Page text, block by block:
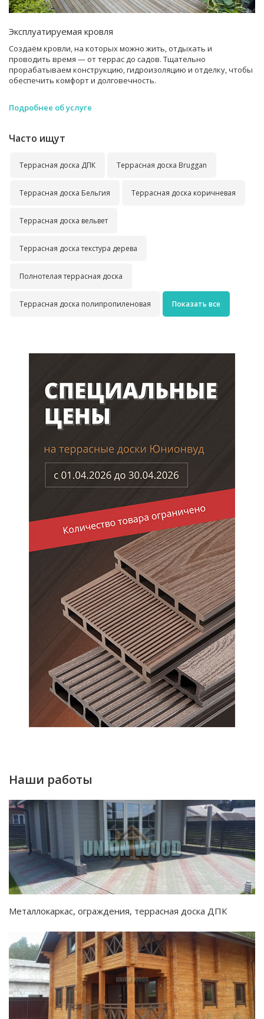
Эксплуатируемая кровля
Создаём кровли, на которых можно жить, отдыхать и
проводить время — от террас до садов. Тщательно
прорабатываем конструкцию, гидроизоляцию и отделку, чтобы
обеспечить комфорт и долговечность.
Подробнее об услуге
Часто ищут
Террасная доска ДПК Террасная доска Bruggan
Террасная доска Бельгия Террасная доска коричневая
Террасная доска вельвет
Террасная доска текстура дерева
Полнотелая террасная доска
Террасная доска полипропиленовая Показать все
Наши работы
Металлокаркас, ограждения, террасная доска ДПК